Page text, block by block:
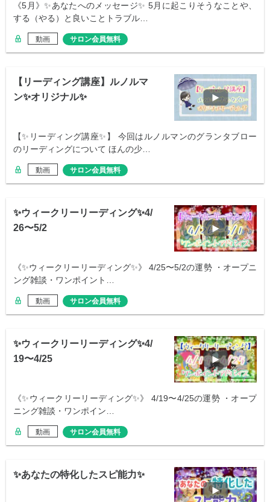
《5月》✨あなたへのメッセージ✨ 5月に起こりそうなことや、
する（やる）と良いことトラブル…
動画 サロン会員無料
【リーディング講座】ルノルマ
ン✨オリジナル✨
【✨リーディング講座✨】 今回はルノルマンのグランタブロー
のリーディングについて ほんの少…
動画 サロン会員無料
✨ウィークリーリーディング✨4/
26〜5/2
《✨ウィークリーリーディング✨》 4/25〜5/2の運勢 ・オープニ
ング雑談・ワンポイント…
動画 サロン会員無料
✨ウィークリーリーディング✨4/
19〜4/25
《✨ウィークリーリーディング✨》 4/19〜4/25の運勢 ・オープ
ニング雑談・ワンポイン…
動画 サロン会員無料
✨あなたの特化したスピ能力✨